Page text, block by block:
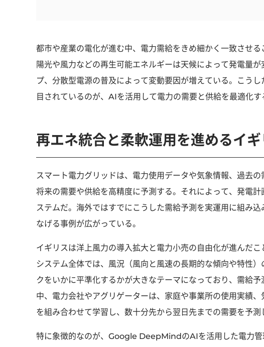
都市や産業の電化が進む中、電力需給をきめ細かく一致させ
陽光や風力などの再生可能エネルギーは天候によって発電量
プ、分散型電源の普及によって変動要因が増えている。こう
目されているのが、AIを活用して電力の需要と供給を最適化す
再エネ統合と柔軟運用を進めるイギ
スマート電力グリッドは、電力使用データや気象情報、過去
将来の需要や供給を高精度に予測する。それによって、発電
ステムだ。海外ではすでにこうした需給予測を実運用に組み
なげる事例が広がっている。
イギリスは洋上風力の導入拡大と電力小売の自由化が進んだ
システム全体では、風況（風向と風速の長期的な傾向や特性
クをいかに平準化するかが大きなテーマになっており、需給
中、電力会社やアグリゲーターは、家庭や事業所の使用実績
を組み合わせて学習し、数十分先から翌日先までの需要を予
特に象徴的なのが、Google DeepMindのAIを活用した電力